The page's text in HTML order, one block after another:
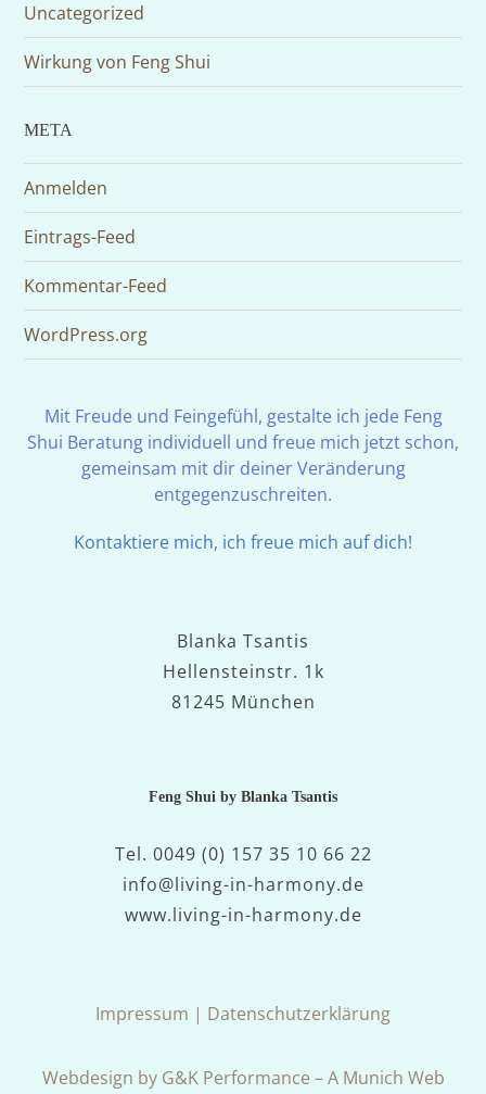
Uncategorized
Wirkung von Feng Shui
META
Anmelden
Eintrags-Feed
Kommentar-Feed
WordPress.org
Mit Freude und Feingefühl, gestalte ich jede Feng
Shui Beratung individuell und freue mich jetzt schon,
gemeinsam mit dir deiner Veränderung
entgegenzuschreiten.
Kontaktiere mich, ich freue mich auf dich!
Blanka Tsantis
Hellensteinstr. 1k
81245 München
Feng Shui by Blanka Tsantis
Tel. 0049 (0) 157 35 10 66 22
info@living-in-harmony.de
www.living-in-harmony.de
Impressum | Datenschutzerklärung
Webdesign by G&K Performance – A Munich Web